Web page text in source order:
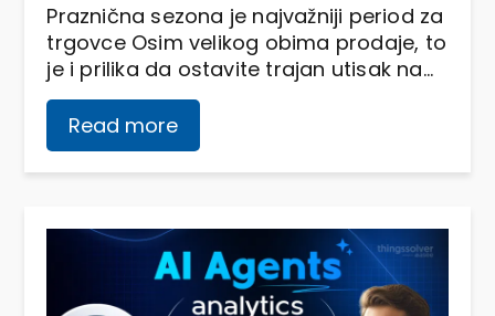
Praznična sezona je najvažniji period za
trgovce Osim velikog obima prodaje, to
je i prilika da ostavite trajan utisak na…
Read more